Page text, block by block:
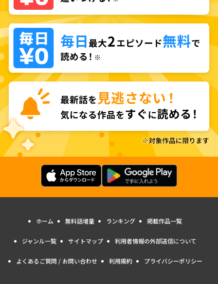
ホーム 無料話増量 ランキング 掲載作品一覧
ジャンル一覧 サイトマップ 利用者情報の外部送信について
よくあるご質問 / お問い合わせ 利用規約 プライバシーポリシー